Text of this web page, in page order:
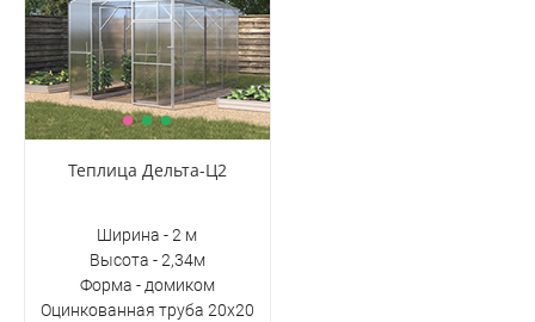
Теплица Дельта-Ц2
Ширина - 2 м
Высота - 2,34м
Форма - домиком
Оцинкованная труба 20х20